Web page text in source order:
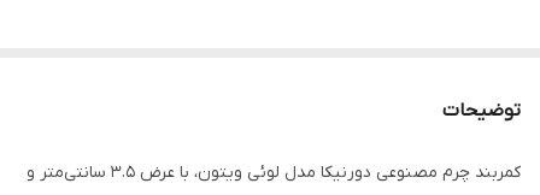
توضیحات
کمربند چرم مصنوعی دورنیکا مدل لوئی ویتون، با عرض ۳.۵ سانتی‌متر و